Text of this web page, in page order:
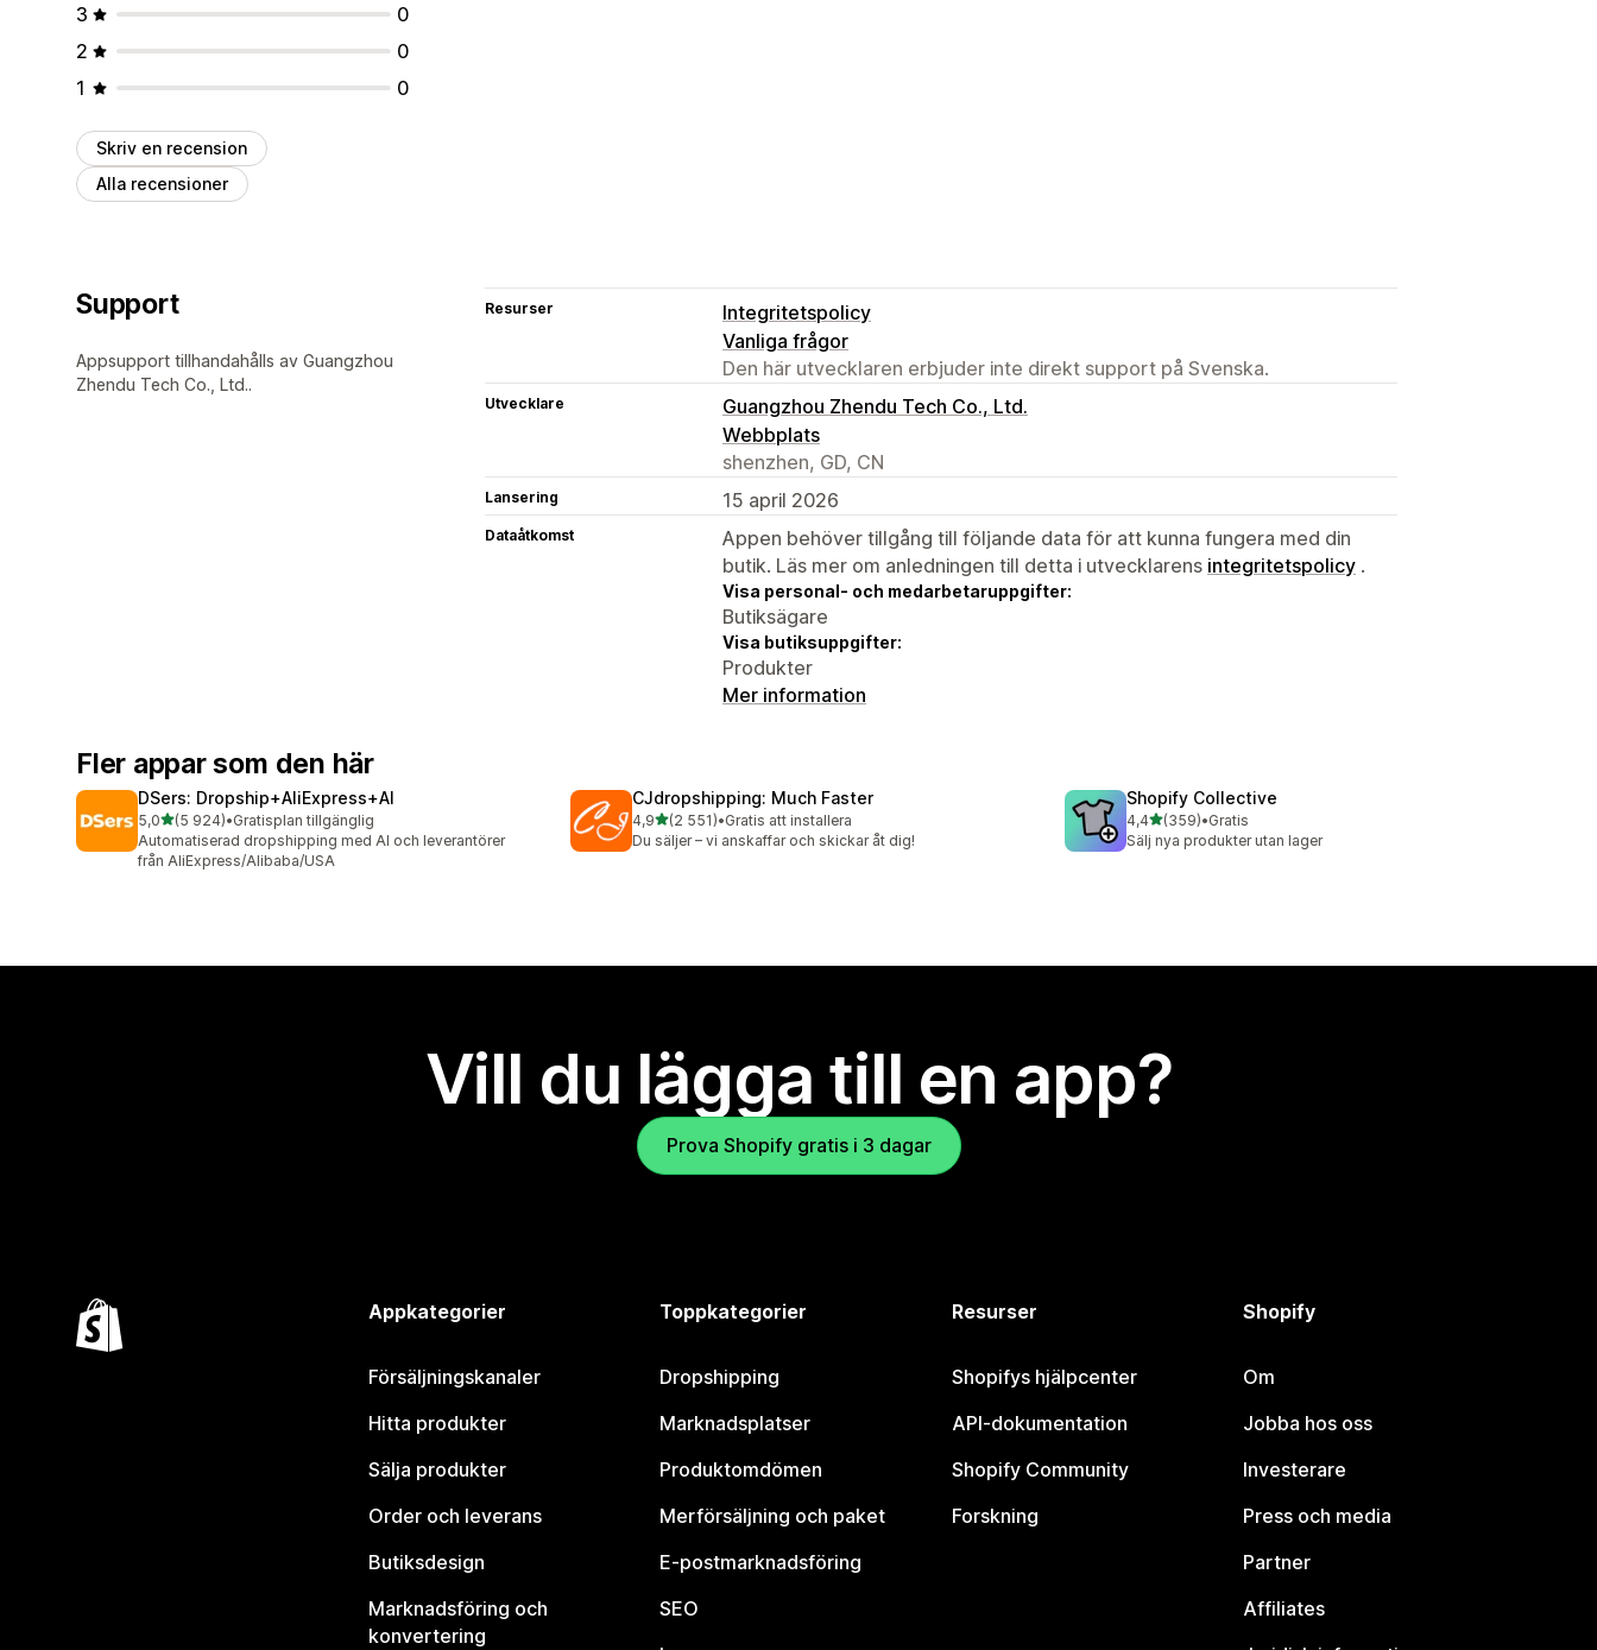
3
0
2
0
1
0
Skriv en recension
Alla recensioner
Support
Appsupport tillhandahålls av Guangzhou
Zhendu Tech Co., Ltd..
Resurser
Integritetspolicy
Vanliga frågor
Den här utvecklaren erbjuder inte direkt support på Svenska.
Utvecklare
Guangzhou Zhendu Tech Co., Ltd.
Webbplats
shenzhen, GD, CN
Lansering 15 april 2026
Dataåtkomst
Appen behöver tillgång till följande data för att kunna fungera med din
butik. Läs mer om anledningen till detta i utvecklarens integritetspolicy .
Visa personal- och medarbetaruppgifter:
Butiksägare
Visa butiksuppgifter:
Produkter
Mer information
Fler appar som den här
DSers: Dropship+AliExpress+AI
5,0av 5 stjärnor
(5 924)
5924 recensioner totalt
•Gratisplan tillgänglig
Automatiserad dropshipping med AI och leverantörer
från AliExpress/Alibaba/USA
CJdropshipping: Much Faster
4,9av 5 stjärnor
(2 551)
2551 recensioner totalt
•Gratis att installera
Du säljer – vi anskaffar och skickar åt dig!
Shopify Collective
4,4av 5 stjärnor
(359)
359 recensioner totalt
•Gratis
Sälj nya produkter utan lager
Vill du lägga till en app?
Prova Shopify gratis i 3 dagar
Appkategorier
Försäljningskanaler
Hitta produkter
Sälja produkter
Order och leverans
Butiksdesign
Marknadsföring och
konvertering
Toppkategorier
Dropshipping
Marknadsplatser
Produktomdömen
Merförsäljning och paket
E-postmarknadsföring
SEO
Resurser
Shopifys hjälpcenter
API-dokumentation
Shopify Community
Forskning
Shopify
Om
Jobba hos oss
Investerare
Press och media
Partner
Affiliates